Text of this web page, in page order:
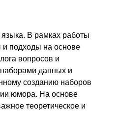
В рамках работы
подходы на основе
вопросов и
данных и
созданию наборов
юмора. На основе
теоретическое и